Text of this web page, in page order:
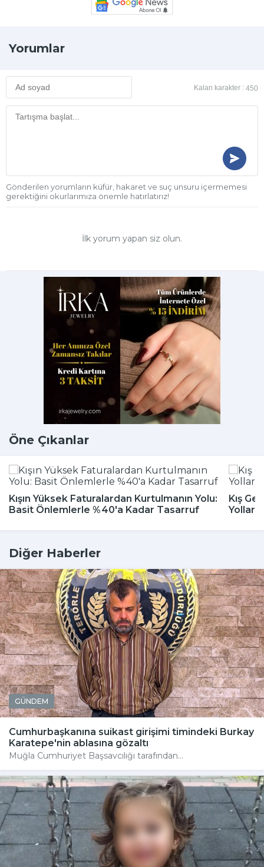
Yorumlar
Kalan karakter : 450
Gönderilen yorumların küfür, hakaret ve suç unsuru içermemesi
gerektiğini okurlarımıza önemle hatırlatırız!
İlk yorum yapan siz olun.
Öne Çıkanlar
Kışın Yüksek Faturalardan Kurtulmanın Yolu:
Basit Önlemlerle %40'a Kadar Tasarruf
Kış
Yolları
Diğer Haberler
GÜNDEM
Cumhurbaşkanına suikast girişimi timindeki Burkay
Karatepe'nin ablasına gözaltı
Muğla Cumhuriyet Başsavcılığı tarafından...